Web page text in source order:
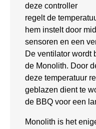
deze controller
regelt de
hem instelt door
sensoren en een
De ventilator wordt
de Monolith. Door
deze temperatuur
geblazen dient te
de BBQ voor een
Monolith is het